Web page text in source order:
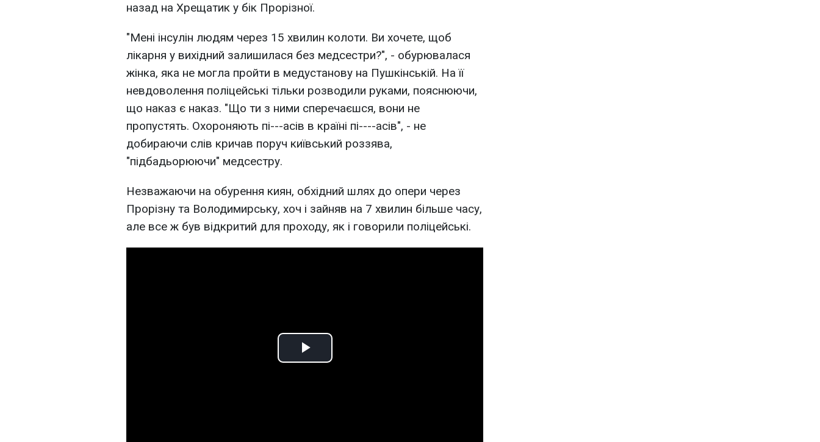
назад на Хрещатик у бік Прорізної.
"Мені інсулін людям через 15 хвилин колоти. Ви хочете, щоб
лікарня у вихідний залишилася без медсестри?", - обурювалася
жінка, яка не могла пройти в медустанову на Пушкінській. На її
невдоволення поліцейські тільки розводили руками, пояснюючи,
що наказ є наказ. "Що ти з ними сперечаєшся, вони не
пропустять. Охороняють пі---асів в країні пі----асів", - не
добираючи слів кричав поруч київський роззява,
"підбадьорюючи" медсестру.
Незважаючи на обурення киян, обхідний шлях до опери через
Прорізну та Володимирську, хоч і зайняв на 7 хвилин більше часу,
але все ж був відкритий для проходу, як і говорили поліцейські.
Play